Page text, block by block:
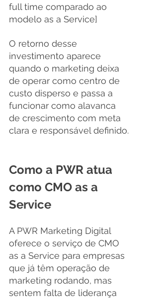
full time comparado ao
modelo as a Service]
O retorno desse
investimento aparece
quando o marketing deixa
de operar como centro de
custo disperso e passa a
funcionar como alavanca
de crescimento com meta
clara e responsável definido.
Como a PWR atua
como CMO as a
Service
A PWR Marketing Digital
oferece o serviço de CMO
as a Service para empresas
que já têm operação de
marketing rodando, mas
sentem falta de liderança